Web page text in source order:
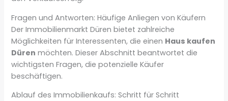
Fragen und Antworten: Häufige Anliegen von Käufern
Der Immobilienmarkt Düren bietet zahlreiche
Möglichkeiten für Interessenten, die einen Haus kaufen
Düren möchten. Dieser Abschnitt beantwortet die
wichtigsten Fragen, die potenzielle Käufer
beschäftigen.
Ablauf des Immobilienkaufs: Schritt für Schritt